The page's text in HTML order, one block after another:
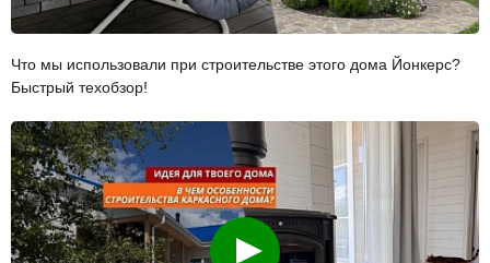
Что мы использовали при строительстве этого дома Йонкерс?
Быстрый техобзор!
Смотреть